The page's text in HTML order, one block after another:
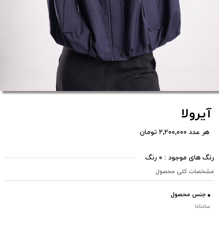
آیرولا
هر عدد ۲,۲۰۰,۰۰۰ تومان
رنگ های موجود : ۰ رنگ
مشخصات کلی محصول
جنس محصول
سانتانا